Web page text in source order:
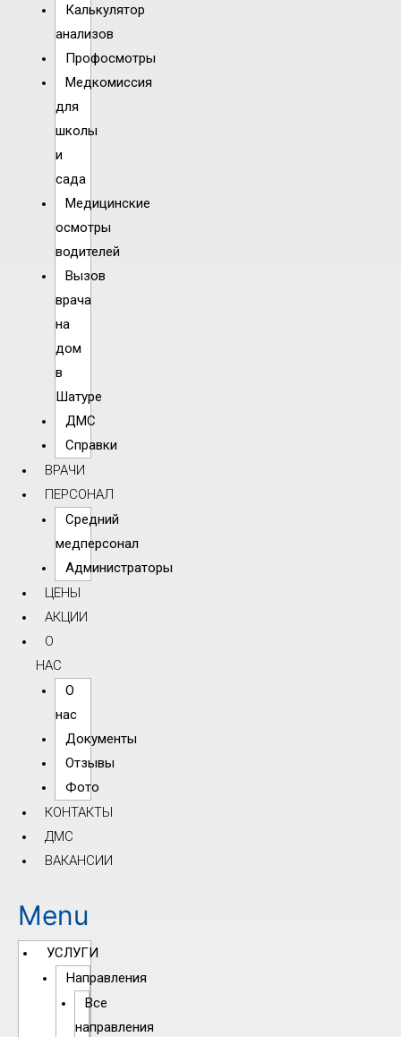
Калькулятор
анализов
Профосмотры
Медкомиссия
для
школы
и
сада
Медицинские
осмотры
водителей
Вызов
врача
на
дом
в
Шатуре
ДМС
Справки
ВРАЧИ
ПЕРСОНАЛ
Средний
медперсонал
Администраторы
ЦЕНЫ
АКЦИИ
О
НАС
О
нас
Документы
Отзывы
Фото
КОНТАКТЫ
ДМС
ВАКАНСИИ
Menu
УСЛУГИ
Направления
Все
направления